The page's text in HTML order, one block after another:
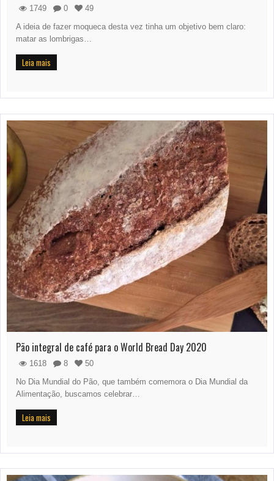
1749 0
49
A ideia de fazer moqueca desta vez tinha um objetivo bem claro:
matar as lombrigas…
Leia mais
Pão integral de café para o World Bread Day 2020
1618 8
50
No Dia Mundial do Pão, que também comemora o Dia Mundial da
Alimentação, buscamos celebrar…
Leia mais